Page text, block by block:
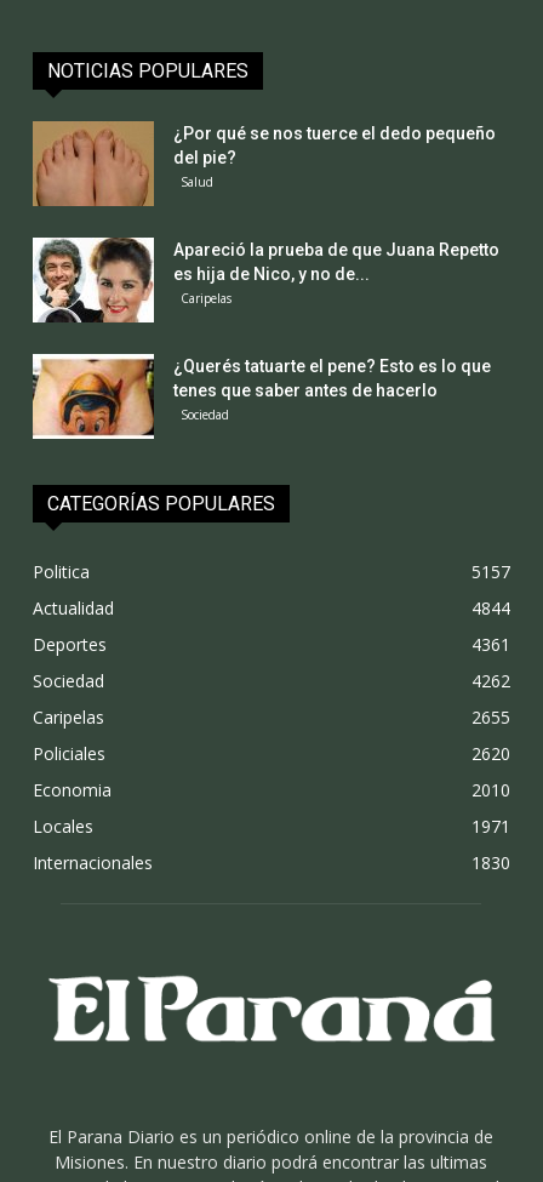
NOTICIAS POPULARES
¿Por qué se nos tuerce el dedo pequeño
del pie?
Salud
Apareció la prueba de que Juana Repetto
es hija de Nico, y no de...
Caripelas
¿Querés tatuarte el pene? Esto es lo que
tenes que saber antes de hacerlo
Sociedad
CATEGORÍAS POPULARES
Politica
5157
Actualidad
4844
Deportes
4361
Sociedad
4262
Caripelas
2655
Policiales
2620
Economia
2010
Locales
1971
Internacionales
1830
El Parana Diario es un periódico online de la provincia de
Misiones. En nuestro diario podrá encontrar las ultimas